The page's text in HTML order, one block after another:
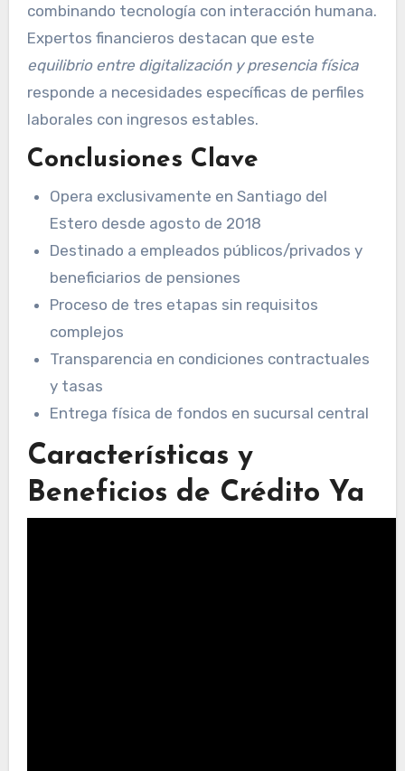
combinando tecnología con interacción humana.
Expertos financieros destacan que este
equilibrio entre digitalización y presencia física
responde a necesidades específicas de perfiles
laborales con ingresos estables.
Conclusiones Clave
Opera exclusivamente en Santiago del
Estero desde agosto de 2018
Destinado a empleados públicos/privados y
beneficiarios de pensiones
Proceso de tres etapas sin requisitos
complejos
Transparencia en condiciones contractuales
y tasas
Entrega física de fondos en sucursal central
Características y
Beneficios de Crédito Ya